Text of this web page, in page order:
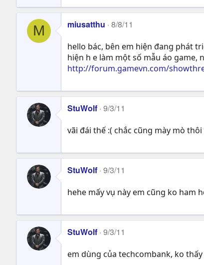
M miusatthu 8/8/11
hello bác, bên em hiện đang phát
hiện h e làm một số mẫu áo game,
http://forum.gamevn.com/
StuWolf 9/3/11
vãi đái thế :( chắc cũng mày mò thôi
StuWolf 9/3/11
hehe mấy vụ này em cũng ko ham
StuWolf 9/3/11
em dùng của techcombank, ko